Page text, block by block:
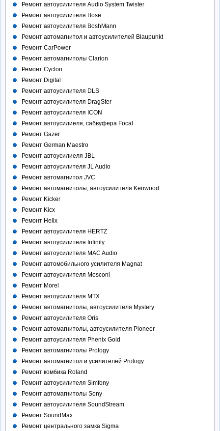
Ремонт автоусилителя Audio System Twister
Ремонт автоусилителя Bose
Ремонт автоусилителя BoshMann
Ремонт автомагнитол и автоусилителей Blaupunkt
Ремонт CarPower
Ремонт автомагнитолы Clarion
Ремонт Cyclon
Ремонт Digital
Ремонт автоусилителя DLS
Ремонт автоусилителя DragSter
Ремонт автоусилителя ICON
Ремонт автоусилиеля, сабвуфера Focal
Ремонт Gazer
Ремонт German Maestro
Ремонт автоусилиеля JBL
Ремонт автоусилителя JL Audio
Ремонт автомагнитол JVC
Ремонт автомагнитолы, автоусилителя Kenwood
Ремонт Kicker
Ремонт Kicx
Ремонт Helix
Ремонт автоусилителя HERTZ
Ремонт автоусилителя Infinity
Ремонт автоусилителя MAC Audio
Ремонт автомобильного усилителя Magnat
Ремонт автоусилителя Mosconi
Ремонт Morel
Ремонт автоусилителя MTX
Ремонт автомагнитолы, автоусилителя Mystery
Ремонт автоусилителя Oris
Ремонт автомагнитолы, автоусилителя Pioneer
Ремонт автоусилителя Phenix Gold
Ремонт автомагнитолы Prology
Ремонт автомагнитол и усилителей Prology
Ремонт комбика Roland
Ремонт автоусилителя Simfony
Ремонт автомагнитолы Sony
Ремонт автоусилителя SoundStream
Ремонт SoundMax
Ремонт центрального замка Sigma